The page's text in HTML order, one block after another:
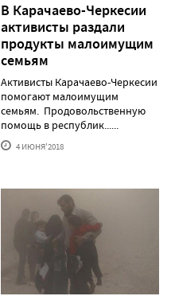
В Карачаево-Черкесии
активисты раздали
продукты малоимущим
семьям
Активисты Карачаево-Черкесии
помогают малоимущим
семьям. Продовольственную
помощь в республик......
4 ИЮНЯ'2018